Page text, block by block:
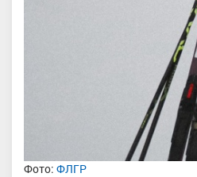
Фото: ФЛГР